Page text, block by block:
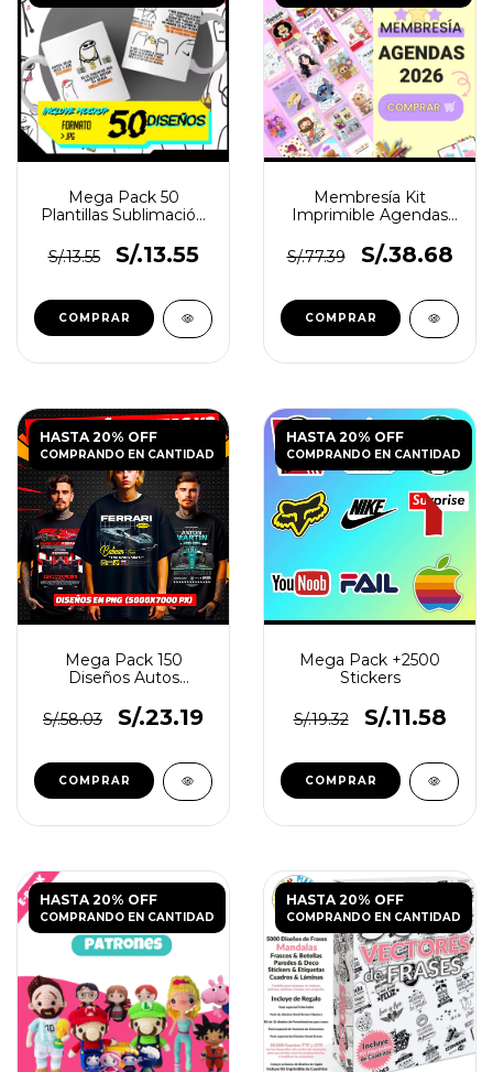
Mega Pack 50
Plantillas Sublimación
S/.13.55
S/.13.55
Membresía Kit
Imprimible Agendas
S/.77.39
S/.38.68
HASTA 20% OFF
COMPRANDO EN CANTIDAD
Mega Pack 150
Diseños Autos
S/.58.03
S/.23.19
HASTA 20% OFF
COMPRANDO EN CANTIDAD
Mega Pack +2500
Stickers
S/.19.32 S/.11.58
HASTA 20% OFF
COMPRANDO EN CANTIDAD
HASTA 20% OFF
COMPRANDO EN CANTIDAD